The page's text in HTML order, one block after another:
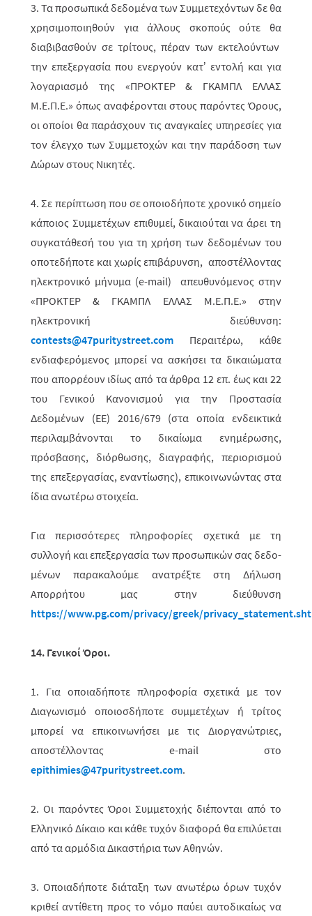
3. Τα προσωπικά δεδομένα των Συμμετεχόντων δε θα
χρησιμοποιηθούν για άλλους σκοπούς ούτε θα
διαβιβασθούν σε τρίτους, πέραν των εκτελούντων
την επεξεργασία που ενεργούν κατ’ εντολή και για
λογαριασμό της «ΠΡΟΚΤΕΡ & ΓΚΑΜΠΛ ΕΛΛΑΣ
M.Ε.Π.Ε.» όπως αναφέρονται στους παρόντες Όρους,
οι οποίοι θα παράσχουν τις αναγκαίες υπηρεσίες για
τον έλεγχο των Συμμετοχών και την παράδοση των
Δώρων στους Νικητές.
4. Σε περίπτωση που σε οποιοδήποτε χρονικό σημείο
κάποιος Συμμετέχων επιθυμεί, δικαιούται να άρει τη
συγκατάθεσή του για τη χρήση των δεδομένων του
οποτεδήποτε και χωρίς επιβάρυνση, αποστέλλοντας
ηλεκτρονικό μήνυμα (e-mail) απευθυνόμενος στην
«ΠΡΟΚΤΕΡ & ΓΚΑΜΠΛ ΕΛΛΑΣ M.Ε.Π.Ε.» στην
ηλεκτρονική διεύθυνση:
contests@47puritystreet.com Περαιτέρω, κάθε
ενδιαφερόμενος μπορεί να ασκήσει τα δικαιώματα
που απορρέουν ιδίως από τα άρθρα 12 επ. έως και 22
του Γενικού Κανονισμού για την Προστασία
Δεδομένων (ΕΕ) 2016/679 (στα οποία ενδεικτικά
περιλαμβάνονται το δικαίωμα ενημέρωσης,
πρόσβασης, διόρθωσης, διαγραφής, περιορισμού
της επεξεργασίας, εναντίωσης), επικοινωνώντας στα
ίδια ανωτέρω στοιχεία.
Για περισσότερες πληροφορίες σχετικά με τη
συλλογή και επεξεργασία των προσωπικών σας δεδο­
μένων παρακαλούμε ανατρέξτε στη Δήλωση
Απορρήτου μας στην διεύθυνση
https://www.pg.com/privacy/greek/privacy statement.
14. Γενικοί Όροι.
1. Για οποιαδήποτε πληροφορία σχετικά με τον
Διαγωνισμό οποιοσδήποτε συμ­­με­τέχων ή τρίτος
μπορεί να επικοινωνήσει με τις Διοργανώτριες,
αποστέλ­λο­­ντας e-mail στο
epithimies@47puritystreet.com.
2. Οι παρόντες Όροι Συμμετοχής διέπονται από το
Ελληνικό Δίκαιο και κάθε τυχόν διαφορά θα επιλύεται
από τα αρμόδια Δικαστήρια των Αθηνών.
3. Οποιαδήποτε διάταξη των ανωτέρω όρων τυχόν
κριθεί αντίθετη προς το νόμο παύει αυτοδικαίως να